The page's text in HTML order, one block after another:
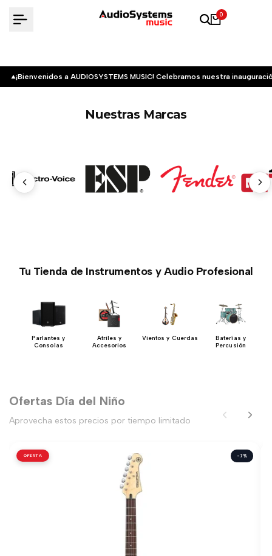
0
¡Bienvenidos a AUDIOSYSTEMS MUSIC! Celebramos nuestra
Nuestras Marcas
Tu Tienda de Instrumentos y Audio Profesional
Parlantes y
Consolas
Atriles y
Accesorios
Vientos y Cuerdas
Baterías y
Percusión
Ofertas Día del Niño
Aprovecha estos precios por tiempo limitado
OFERTA -7%